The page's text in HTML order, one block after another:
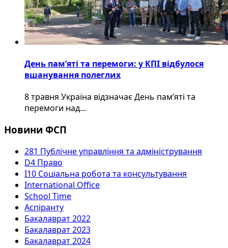
День пам’яті та перемоги: у КПІ відбулося
вшанування полеглих
8 травня Україна відзначає День пам’яті та
перемоги над...
Новини ФСП
281 Публічне управління та адміністрування
D4 Право
I10 Соціальна робота та консультування
International Office
School Time
Аспіранту
Бакалаврат 2022
Бакалаврат 2023
Бакалаврат 2024